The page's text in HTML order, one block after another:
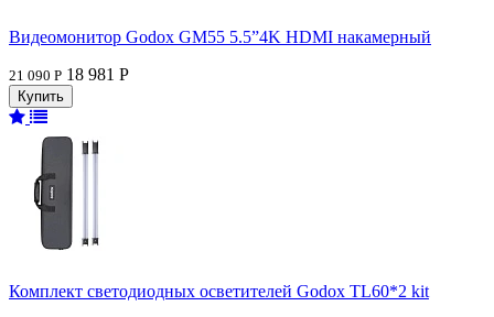
Видеомонитор Godox GM55 5.5”4K HDMI накамерный
21 090 Р 18 981 Р
Комплект светодиодных осветителей Godox TL60*2 kit